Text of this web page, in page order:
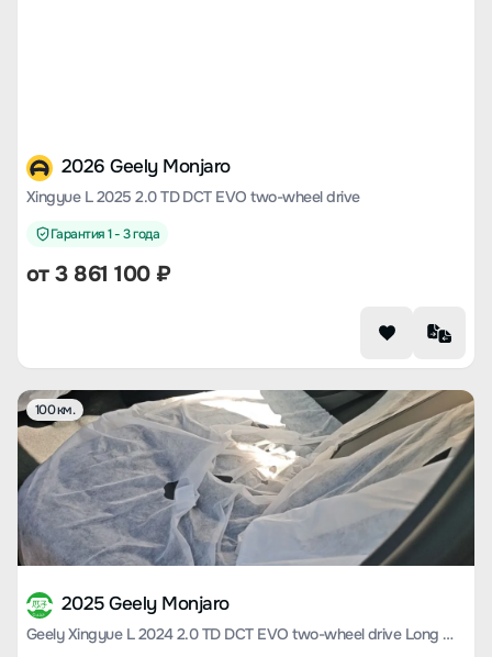
2026 Geely Monjaro
Xingyue L 2025 2.0 TD DCT EVO two-wheel drive
Гарантия 1 - 3 года
от3 861 100₽
100 км.
2025 Geely Monjaro
Geely Xingyue L 2024 2.0 TD DCT EVO two-wheel drive Long wind Version